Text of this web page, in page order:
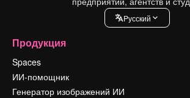
Pусский
Продукция
Spaces
ИИ-помощник
Генератор изображений ИИ